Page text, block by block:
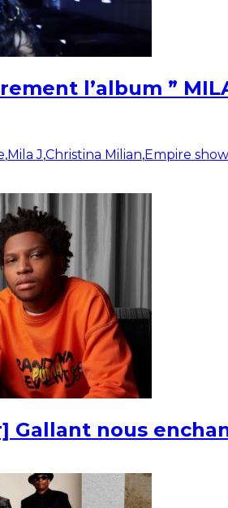
l’album ”
,Mila J,Christina Milian,Empire show
Gallant nous